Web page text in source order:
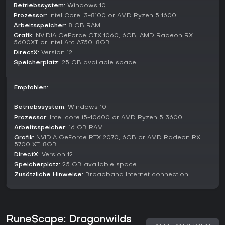
Modus legt Wert auf gemeinsame Erkundung, Crafting und
Kämpfe gegen Umweltgefahren sowie Bosse, ohne starre
Trennung in separate Playlists.
Solo-Spiel ist durchaus machbar für alle, die unabhängige
Abenteuer bevorzugen, doch das Design motiviert zum
Gruppieren für große Herausforderungen wie
und erweitern die Gruppenprogression.
Updates and Current State
Stand Anfang 2026 entwickelt sich RuneScape: Dragonwilds
weiter durch regelmäßige Updates mit neuen Quests,
Belohnungen und Aktivitäten in kleineren Patches. Der
Roadmap, stark von Spielerfeedback geprägt, plant große
Content-Drops mit neuen Regionen, Fraktionen und Skills im
laufenden Jahr.
als viele Early-Access-Titel.
Betriebssystem: Windows 10
Prozessor: Intel Core i3-8100 or AMD Ryzen 5 1600
Arbeitsspeicher: 8 GB RAM
Grafik: NVIDIA GeForce GTX 1060, 6GB, AMD Radeon RX
5600XT or Intel Arc A750, 8GB
DirectX: Version 12
Speicherplatz: 25 GB available space
Empfohlen:
Betriebssystem: Windows 10
Prozessor: Intel core i5-10600 or AMD Ryzen 5 3600
Arbeitsspeicher: 16 GB RAM
Grafik: NVIDIA GeForce RTX 2070, 6GB or AMD Radeon RX
5700 XT, 8GB
DirectX: Version 12
Speicherplatz: 25 GB available space
Zusätzliche Hinweise: Broadband Internet connection
RuneScape: Dragonwilds